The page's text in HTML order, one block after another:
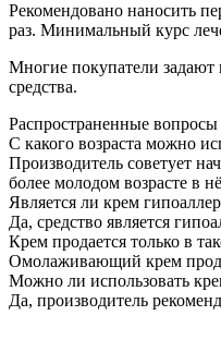
Рекомендовано наносить
раз. Минимальный курс
Многие покупатели
средства.
Распространенные вопросы
С какого возраста можно
Производитель советует
более молодом возрасте в
Является ли крем
Да, средство является
Крем продается только в
Омолаживающий крем
Можно ли использовать
Да, производитель